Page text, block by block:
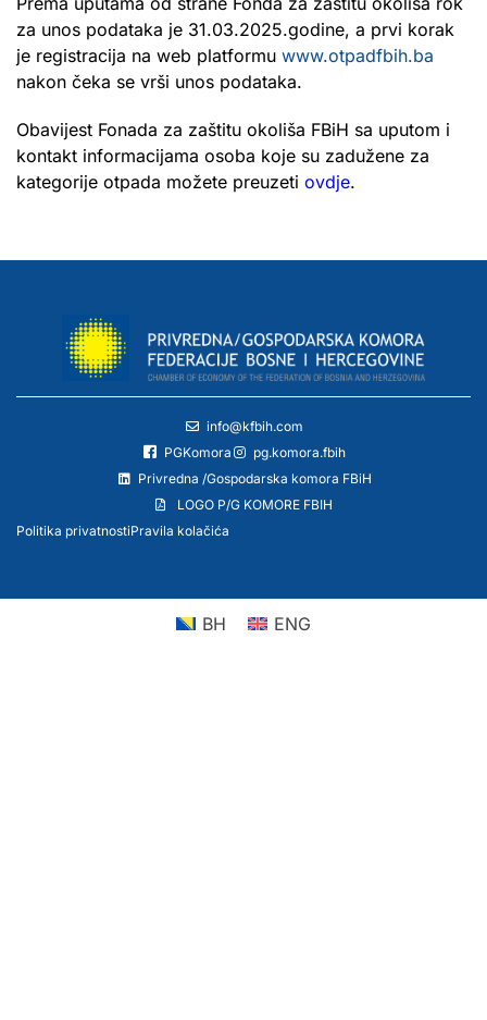
za unos podataka je 31.03.2025.godine, a prvi korak
je registracija na web platformu www.otpadfbih.ba
nakon čeka se vrši unos podataka.
Obavijest Fonada za zaštitu okoliša FBiH sa uputom i
kontakt informacijama osoba koje su zadužene za
kategorije otpada možete preuzeti ovdje.
info@kfbih.com
PGKomora
pg.komora.fbih
Privredna /Gospodarska komora FBiH
LOGO P/G KOMORE FBIH
Politika privatnostiPravila kolačića
BH ENG